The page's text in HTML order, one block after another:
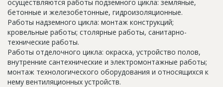
осуществляются работы подземного цикла: земляные,
бетонные и железобетонные, гидроизоляционные.
Работы надземного цикла: монтаж конструкций;
кровельные работы; столярные работы, санитарно-
технические работы.
Работы отделочного цикла: окраска, устройство полов,
внутренние сантехнические и электромонтажные работы;
монтаж технологического оборудования и относящихся к
нему вентиляционных устройств.